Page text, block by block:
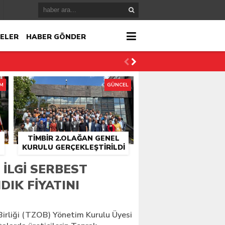
HABER GÖNDER
TİMBİR 2.OLAĞAN GENEL
KURULU GERÇEKLEŞTIRILDI
GÜNCEL
SERBEST
FIYATINI
(TZOB) Yönetim Kurulu Üyesi